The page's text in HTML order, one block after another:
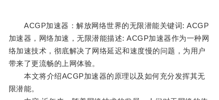
ACGP加速器：解放网络世界的无限潜能关键词: ACGP
加速器，网络加速，无限潜能描述: ACGP加速器作为一种网
络加速技术，彻底解决了网络延迟和速度慢的问题，为用户
带来了更流畅的上网体验。
本文将介绍ACGP加速器的原理以及如何充分发挥其无
限潜能。